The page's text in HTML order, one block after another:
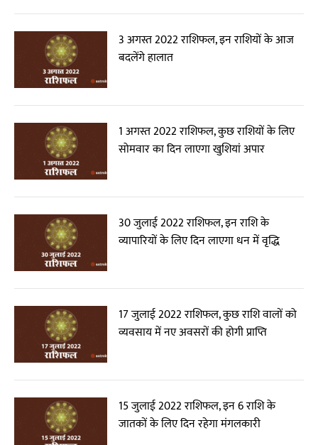
3 अगस्त 2022 राशिफल, इन राशियों के आज
बदलेंगे हालात
1 अगस्त 2022 राशिफल, कुछ राशियों के लिए
सोमवार का दिन लाएगा खुशियां अपार
30 जुलाई 2022 राशिफल, इन राशि के
व्यापारियों के लिए दिन लाएगा धन में वृद्धि
17 जुलाई 2022 राशिफल, कुछ राशि वालों को
व्यवसाय में नए अवसरों की होगी प्राप्ति
15 जुलाई 2022 राशिफल, इन 6 राशि के
जातकों के लिए दिन रहेगा मंगलकारी